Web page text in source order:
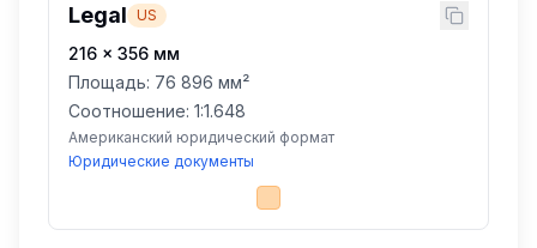
Legal US
216 × 356 мм
Площадь: 76 896 мм²
Соотношение: 1:1.648
Американский юридический формат
Юридические документы